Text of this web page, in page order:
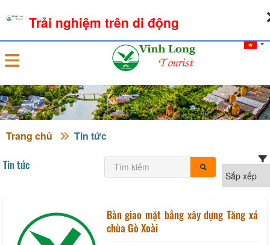
Đăng nhập
Trang chủ Tin tức
Tin tức
Bàn giao mặt bằng xây dựng Tăng xá
chùa Gò Xoài
Trải nghiệm trên di động